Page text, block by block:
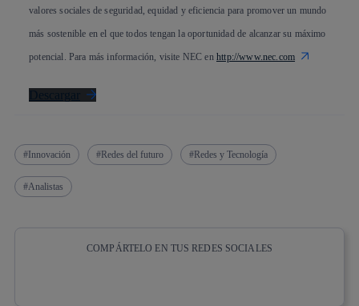
valores sociales de seguridad, equidad y eficiencia para promover un mundo
más sostenible en el que todos tengan la oportunidad de alcanzar su máximo
potencial. Para más información, visite NEC en http://www.nec.com
Descargar
Innovación Redes del futuro Redes y Tecnología
Analistas
COMPÁRTELO EN TUS REDES SOCIALES